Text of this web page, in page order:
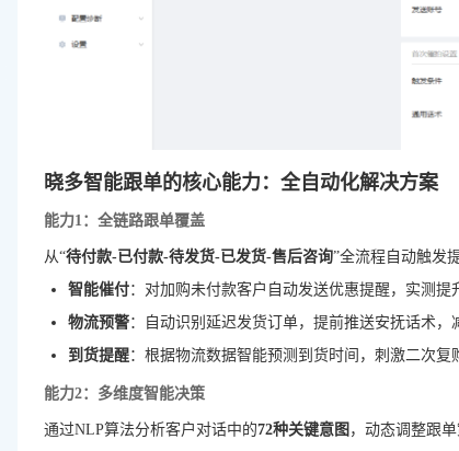
晓多智能跟单的核心能力：全自动化解决方案
能力1：全链路跟单覆盖
从“待付款-已付款-待发货-已发货-售后咨询”全流程自动触发提
智能催付：对加购未付款客户自动发送优惠提醒，实测提
物流预警：自动识别延迟发货订单，提前推送安抚话术，
到货提醒：根据物流数据智能预测到货时间，刺激二次复
能力2：多维度智能决策
通过NLP算法分析客户对话中的72种关键意图 ，动态调整跟单